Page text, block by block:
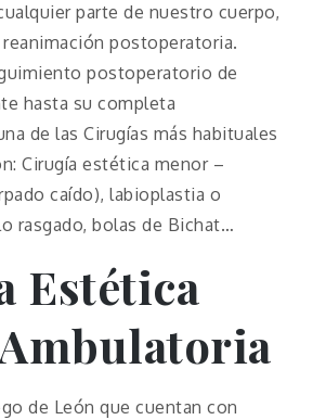
parte de nuestro cuerpo,
postoperatoria.
postoperatorio de
hasta su completa
de las Cirugías más habituales
Cirugía estética menor –
caído), labioplastia o
rasgado, bolas de Bichat…
Estética
de León que cuentan con